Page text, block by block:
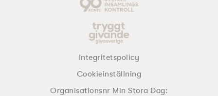
Integritetspolicy
Cookieinställning
Organisationsnr Min Stora Dag: